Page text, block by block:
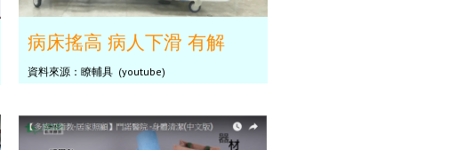
病床搖高 病人下滑 有解
資料來源：瞭輔具 (youtube)